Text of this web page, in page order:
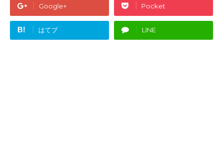
Google+ Pocket
B! はてブ LINE